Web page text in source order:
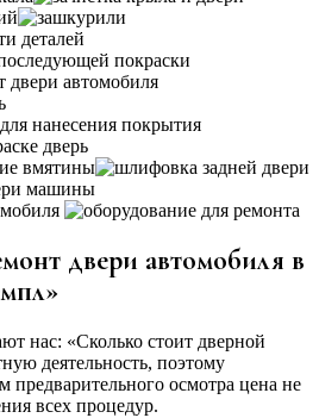
двери автомобиля в
нас: «Сколько стоит дверной
деятельность, поэтому
предварительного осмотра цена не
всех процедур.